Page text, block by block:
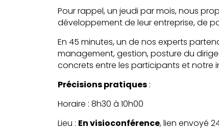
Pour rappel, un jeudi par mois, nous
développement de leur entreprise, de
En 45 minutes, un de nos experts
management, gestion, posture du
concrets entre les participants et notre
Précisions pratiques :
Horaire : 8h30 à 10h00
Lieu : En visioconférence, lien envoyé